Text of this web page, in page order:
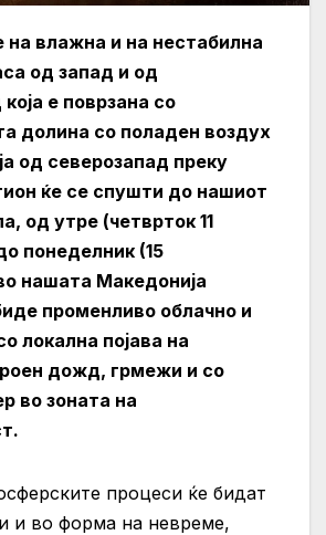
на влажна и на нестабилна
од запад и од
е поврзана со
долина со поладен воздух
од северозапад преку
ќе се спушти до нашиот
од утре (четврток 11
понеделник (15
нашата Македонија
променливо облачно и
локална појава на
дожд, грмежи и со
во зоната на
процеси ќе бидат
и во форма на невреме,